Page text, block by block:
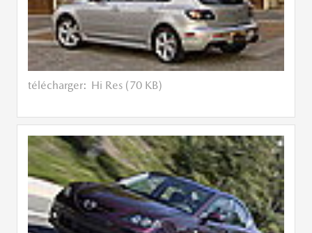
télécharger: Hi Res (70 KB)